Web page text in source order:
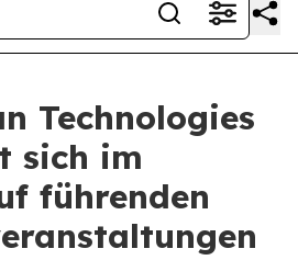
Technologies
sich im
führenden